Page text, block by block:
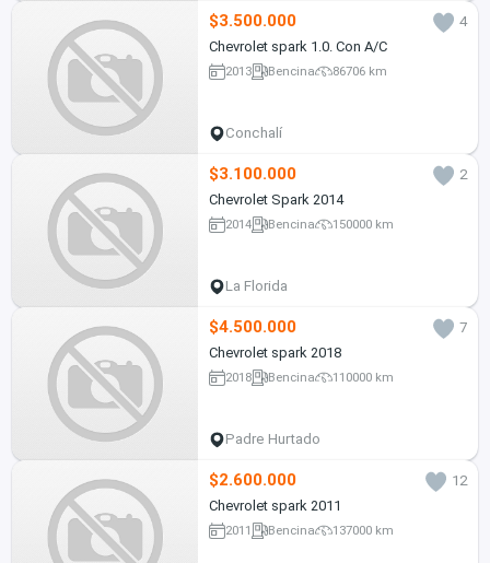
$3.500.000
4
Chevrolet spark 1.0. Con A/C
2013 Bencina 86706 km
Conchalí
$3.100.000
2
Chevrolet Spark 2014
2014 Bencina 150000 km
La Florida
$4.500.000
7
Chevrolet spark 2018
2018 Bencina 110000 km
Padre Hurtado
$2.600.000
12
Chevrolet spark 2011
2011 Bencina 137000 km